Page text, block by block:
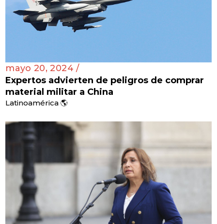
mayo 20, 2024 /
Expertos advierten de peligros de comprar
material militar a China
Latinoamérica 🌎